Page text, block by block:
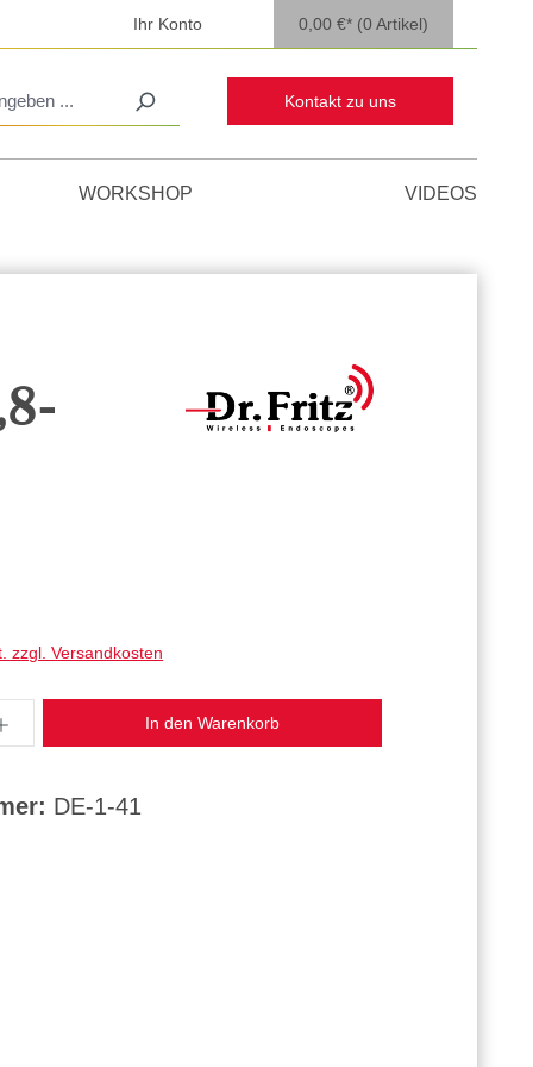
Ihr Konto 0,00 €* (0 Artikel)
Kontakt zu uns
WORKSHOP VIDEOS
zzgl. Versandkosten
Gib den gewünschten Wert ein oder
In den Warenkorb
DE-1-41